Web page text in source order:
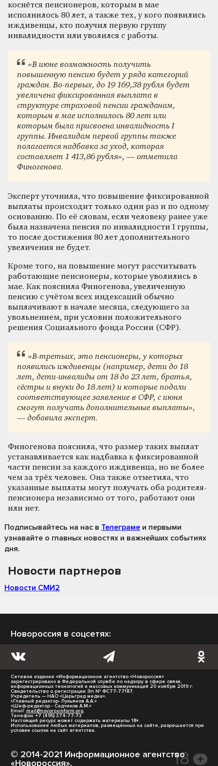
коснётся пенсионеров, которым в мае
исполнилось 80 лет, а также тех, у кого появились
иждивенцы, кто получил первую группу
инвалидности или уволился с работы.
«В июне возможность получить
повышенную пенсию будет у ряда категорий
граждан. Во-первых, до 19 169,38 рубля будет
увеличена фиксированная выплата в
структуре страховой пенсии гражданам,
которым в мае исполнилось 80 лет или
которым была присвоена инвалидность I
группы. Инвалидам первой группы также
полагается надбавка за уход, которая
составляет 1 413,86 рубля», — отметила
Финогенова.
Эксперт уточнила, что повышение фиксированной
выплаты происходит только один раз и по одному
основанию. По её словам, если человеку ранее уже
была назначена пенсия по инвалидности I группы,
то после достижения 80 лет дополнительного
увеличения не будет.
Кроме того, на повышение могут рассчитывать
работающие пенсионеры, которые уволились в
мае. Как пояснила Финогенова, увеличенную
пенсию с учётом всех индексаций обычно
выплачивают в начале месяца, следующего за
увольнением, при условии положительного
решения Социального фонда России (СФР).
«В-третьих, это пенсионеры, у которых
появились иждивенцы (например, дети до 18
лет, дети-инвалиды от 18 до 23 лет, братья,
сёстры и внуки до 18 лет) и которые подали
соответствующее заявление в СФР, с июня
смогут получать дополнительные выплаты»,
— добавила эксперт.
Финогенова пояснила, что размер таких выплат
устанавливается как надбавка к фиксированной
части пенсии за каждого иждивенца, но не более
чем за трёх человек. Она также отметила, что
указанные выплаты могут получать оба родителя-
пенсионера независимо от того, работают они
или нет.
Подписывайтесь на нас в Телеграме и первыми
узнавайте о главных новостях и важнейших событиях
дня.
Новости партнеров
Новости СМИ2
Новороссия в соцсетях:
Сетевое издание «Информационное агентство «Новороссия»
зарегистрировано в Федеральной службе по надзору в сфере связи,
информационных технологий и массовых коммуникаций 20 ноября 2019 г.
Свидетельство о регистрации Эл № ФС77-77187.
Учредитель — НАО «Царьград медиа».
«Главный редактор- Лукьянов А.А.»
«Шеф-редактор - Садчиков А.М.»
Email: mail@novorosinform.org
Телефон: +7 (495) 374-77-73
Настоящий ресурс может содержать материалы 18+.
Использование любых материалов, размещённых на сайте, разрешается при
условии ссылки на сайт агентства.
© 2014-2021 Информационное агентство
«Новороссия».